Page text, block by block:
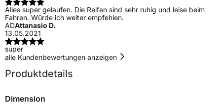
Alles super gelaufen. Die Reifen sind sehr ruhig und leise beim
Fahren. Würde ich weiter empfehlen.
ADAttanasio D.
13.05.2021
super
alle Kundenbewertungen anzeigen
Produktdetails
Dimension